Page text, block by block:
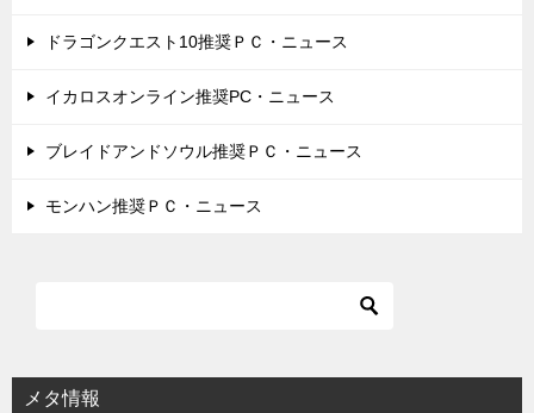
ドラゴンクエスト10推奨ＰＣ・ニュース
イカロスオンライン推奨PC・ニュース
ブレイドアンドソウル推奨ＰＣ・ニュース
モンハン推奨ＰＣ・ニュース
メタ情報